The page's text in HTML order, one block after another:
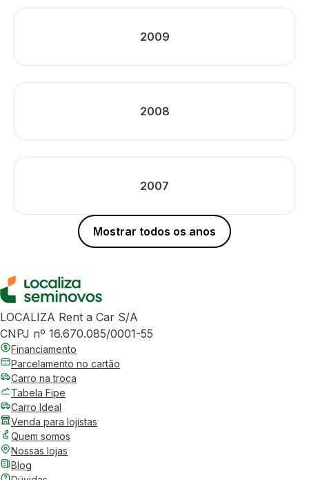
2009
2008
2007
Mostrar todos os anos
LOCALIZA Rent a Car S/A
CNPJ nº 16.670.085/0001-55
Financiamento
Parcelamento no cartão
Carro na troca
Tabela Fipe
Carro Ideal
Venda para lojistas
Quem somos
Nossas lojas
Blog